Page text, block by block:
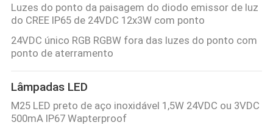
Luzes do ponto da paisagem do diodo emissor de luz
do CREE IP65 de 24VDC 12x3W com ponto
24VDC único RGB RGBW fora das luzes do ponto com
ponto de aterramento
Lâmpadas LED
M25 LED preto de aço inoxidável 1,5W 24VDC ou 3VDC
500mA IP67 Wapterproof